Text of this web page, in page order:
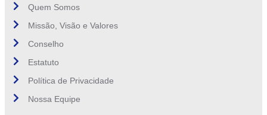
Quem Somos
Missão, Visão e Valores
Conselho
Estatuto
Política de Privacidade
Nossa Equipe